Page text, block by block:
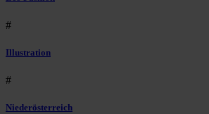
#
Illustration
#
Niederösterreich